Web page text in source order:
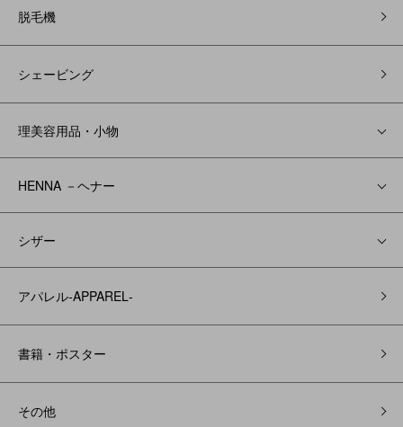
脱毛機
シェービング
理美容用品・小物
HENNA －ヘナー
シザー
アパレル‐APPAREL‐
書籍・ポスター
その他